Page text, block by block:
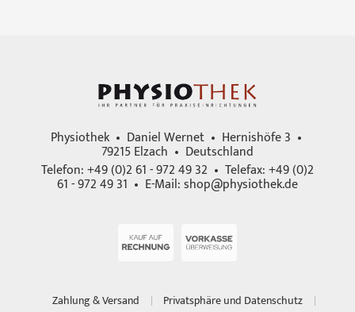
Physiothek • Daniel Wernet • Hernishöfe 3 •
79215 Elzach • Deutschland
Telefon: +49 (0)2 61 - 972 49 32 • Telefax: +49 (0)2
61 - 972 49 31 • E-Mail:shop@physiothek.de
Zahlung & Versand
Privatsphäre und Datenschutz